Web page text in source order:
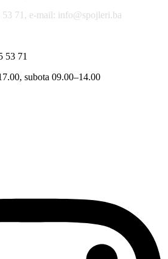
71, e-mail: info@spojleri.ba
53 71
subota 09.00–14.00